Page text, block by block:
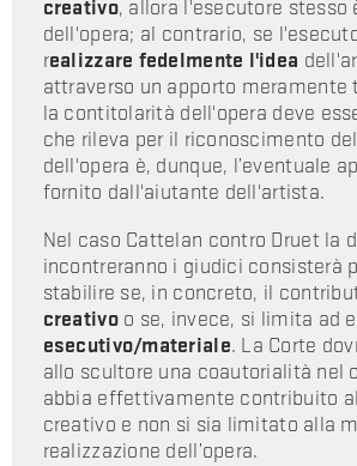
creativo, allora l'esecutore stesso
dell'opera; al contrario, se
realizzare fedelmente l'idea
attraverso un apporto meramente
la contitolarità dell'opera deve
che rileva per il riconoscimento
dell'opera è, dunque, l’eventuale
fornito dall'aiutante dell'artista.
Nel caso Cattelan contro Druet la
incontreranno i giudici consisterà
stabilire se, in concreto, il
creativoo se, invece, si limita ad
esecutivo/materiale. La Corte
allo scultore una coautorialità nel
abbia effettivamente contribuito
creativo e non si sia limitato alla
realizzazione dell’opera.